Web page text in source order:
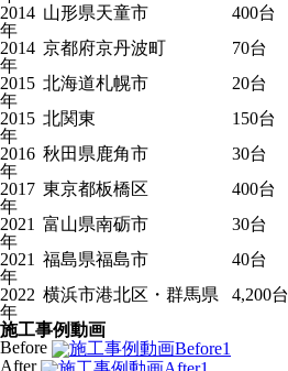
2014
年
山形県天童市 400台
2014
年
京都府京丹波町 70台
2015
年
北海道札幌市 20台
2015
年
北関東 150台
2016
年
秋田県鹿角市 30台
2017
年
東京都板橋区 400台
2021
年
富山県南砺市 30台
2021
年
福島県福島市 40台
2022
年
横浜市港北区・群馬県 4,200台
施工事例動画
Before
After